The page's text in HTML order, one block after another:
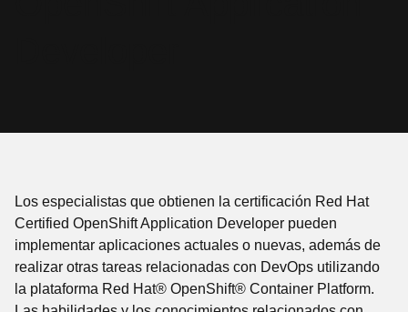
Los especialistas que obtienen la certificación Red Hat
Certified OpenShift Application Developer pueden
implementar aplicaciones actuales o nuevas, además de
realizar otras tareas relacionadas con DevOps utilizando
la plataforma Red Hat® OpenShift® Container Platform.